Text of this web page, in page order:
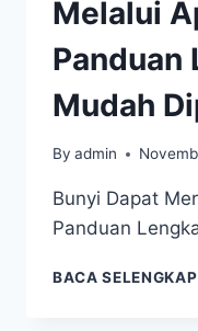
Melalui
Panduan
Mudah
By admin
Bunyi Dapat
Panduan
BACA